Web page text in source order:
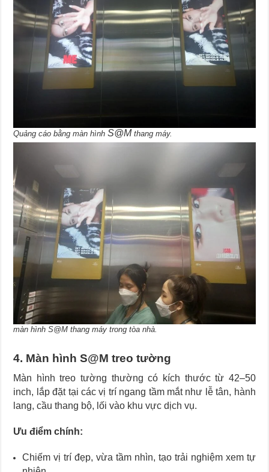
Quảng cáo bằng màn hìnhS@M thang máy.
màn hình S@M thang máy trong tòa nhà.
4. Màn hình S@M treo tường
Màn hình treo tường thường có kích thước từ 42–50
inch, lắp đặt tại các vị trí ngang tầm mắt như lễ tân, hành
lang, cầu thang bộ, lối vào khu vực dịch vụ.
Ưu điểm chính:
Chiếm vị trí đẹp, vừa tầm nhìn, tạo trải nghiệm xem tự